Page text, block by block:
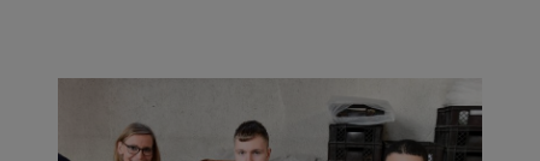
Dr. Ivesa Buchholz und zwei Auszubildende belegen Brote, die in
Vesperpaketen an bedürftige Menschen ausgegeben werden. | Foto: